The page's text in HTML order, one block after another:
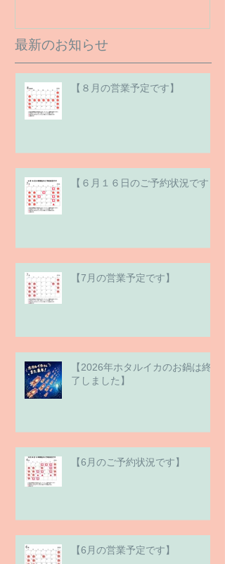
最新のお知らせ
【８月の営業予定です】
【６月１６日のご予約状況です】
【7月の営業予定です】
【2026年ホタルイカのお鍋は終
了しました】
【6月のご予約状況です】
【6月の営業予定です】